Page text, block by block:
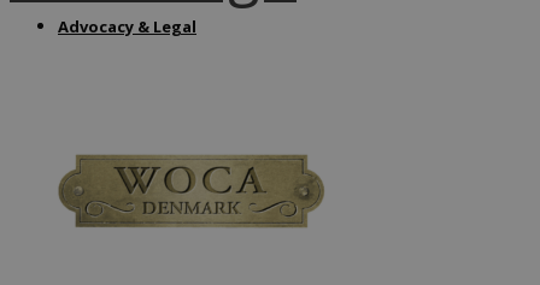
Advocacy & Legal